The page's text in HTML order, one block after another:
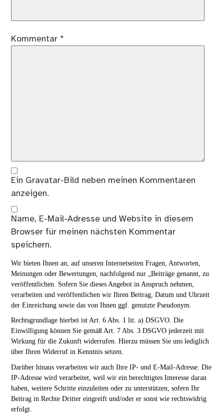
Kommentar *
Ein Gravatar-Bild neben meinen Kommentaren
anzeigen.
Name, E-Mail-Adresse und Website in diesem
Browser für meinen nächsten Kommentar
speichern.
Wir bieten Ihnen an, auf unseren Internetseiten Fragen, Antworten,
Meinungen oder Bewertungen, nachfolgend nur „Beiträge genannt, zu
veröffentlichen. Sofern Sie dieses Angebot in Anspruch nehmen,
verarbeiten und veröffentlichen wir Ihren Beitrag, Datum und Uhrzeit
der Einreichung sowie das von Ihnen ggf. genutzte Pseudonym.
Rechtsgrundlage hierbei ist Art. 6 Abs. 1 lit. a) DSGVO. Die
Einwilligung können Sie gemäß Art. 7 Abs. 3 DSGVO jederzeit mit
Wirkung für die Zukunft widerrufen. Hierzu müssen Sie uns lediglich
über Ihren Widerruf in Kenntnis setzen.
Darüber hinaus verarbeiten wir auch Ihre IP- und E-Mail-Adresse. Die
IP-Adresse wird verarbeitet, weil wir ein berechtigtes Interesse daran
haben, weitere Schritte einzuleiten oder zu unterstützen, sofern Ihr
Beitrag in Rechte Dritter eingreift und/oder er sonst wie rechtswidrig
erfolgt.